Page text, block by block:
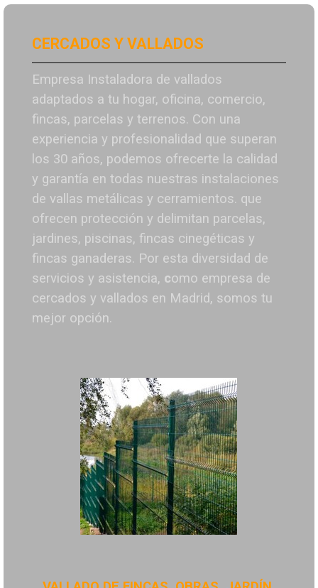
CERCADOS Y VALLADOS
Empresa Instaladora de vallados
adaptados a tu hogar, oficina, comercio,
fincas, parcelas y terrenos. Con una
experiencia y profesionalidad que superan
los 30 años, podemos ofrecerte la calidad
y garantía en todas nuestras instalaciones
de vallas metálicas y cerramientos. que
ofrecen protección y delimitan parcelas,
jardines, piscinas, fincas cinegéticas y
fincas ganaderas. Por esta diversidad de
servicios y asistencia, como empresa de
cercados y vallados en Madrid, somos tu
mejor opción.